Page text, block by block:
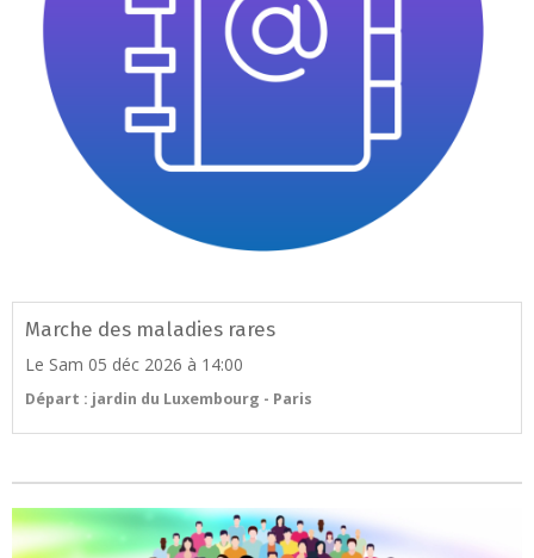
Marche des maladies rares
Le Sam 05 déc 2026 à 14:00
Départ : jardin du Luxembourg - Paris